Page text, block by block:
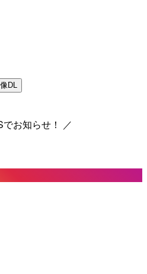
DL
お知らせ！ ／